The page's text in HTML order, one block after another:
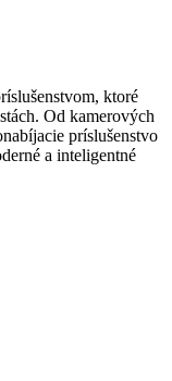
ktoré
Od kamerových
príslušenstvo
a inteligentné